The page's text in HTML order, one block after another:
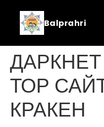
Balprahri
ТОР
КРАКЕН